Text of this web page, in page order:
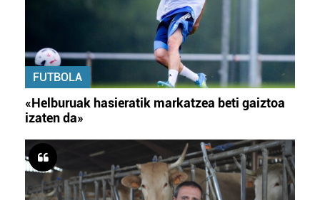
FUTBOLA
«Helburuak hasieratik markatzea beti gaiztoa
izaten da»